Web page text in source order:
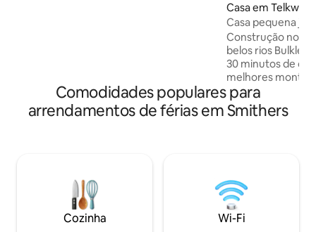
disso, cafeteira Keurig, cápsulas de café,
creme, açúcar, etc. Espaço no local para
Casa em Telkwa
Casa pequena
Construção nova,
belos rios Bulkley
30 minutos de
melhores
neve. Micro-
opções para
caça, natação,
transportes
Estacionamento
estacionamento
autocaravanas,
Comodidades populares para
arrendamentos de férias em Smithers
Cozinha Wi-Fi